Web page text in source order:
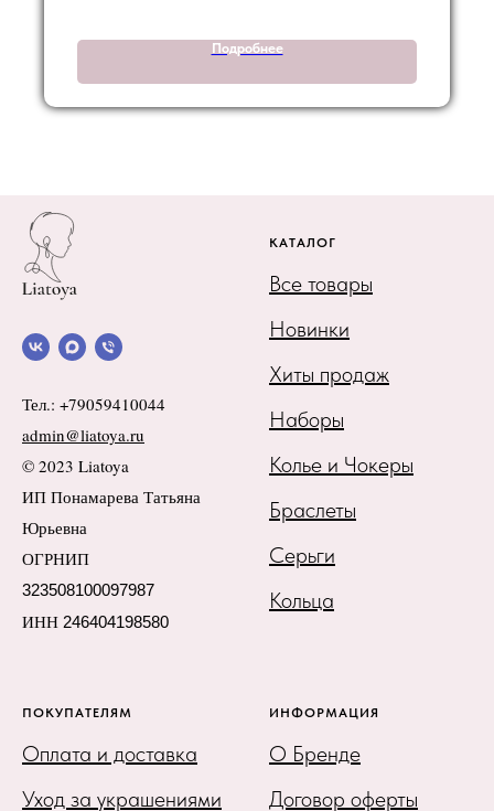
Подробнее
Тел.: +79059410044
admin@liatoya.ru
© 2023 Liatoya
ИП Понамарева Татьяна
Юрьевна
ОГРНИП
323508100097987
ИНН 246404198580
КАТАЛОГ
Все товары
Новинки
Хиты продаж
Наборы
Колье и Чокеры
Браслеты
Серьги
Кольца
ПОКУПАТЕЛЯМ
Оплата и доставка
Уход за украшениями
ИНФОРМАЦИЯ
О Бренде
Договор оферты